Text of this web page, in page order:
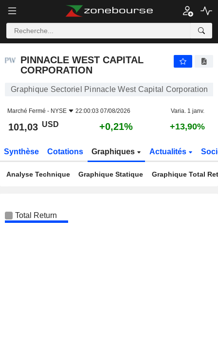
PINNACLE WEST CAPITAL
CORPORATION
Graphique Sectoriel Pinnacle West Capital Corporation
Marché Fermé - NYSE 22:00:03 07/08/2026 Varia. 1 janv.
101,03 USD +0,21% +13,90%
Synthèse Cotations Graphiques Actualités
Analyse Technique Graphique Statique Graphique Total
Total Return